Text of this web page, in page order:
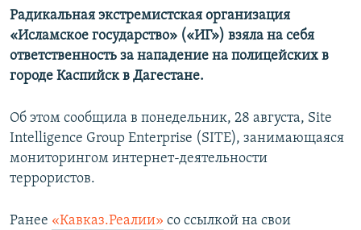
Радикальная экстремистская организация
«Исламское государство» («ИГ») взяла на себя
ответственность за нападение на полицейских в
городе Каспийск в Дагестане.
Об этом сообщила в понедельник, 28 августа, Site
Intelligence Group Enterprise (SITE), занимающаяся
мониторингом интернет-деятельности
террористов.
Ранее «Кавказ.Реалии» со ссылкой на свои